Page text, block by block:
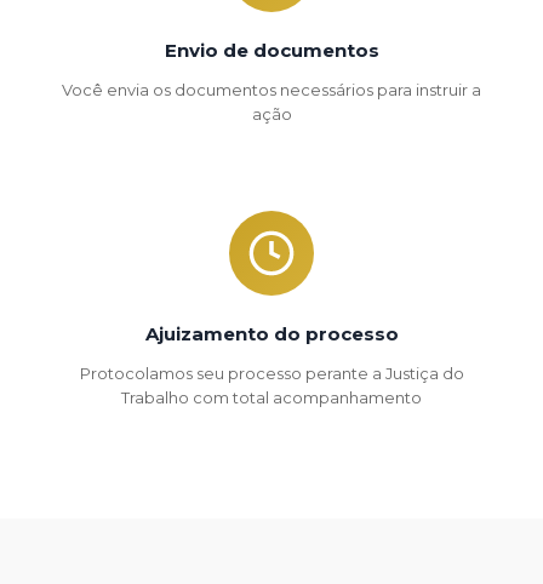
Envio de documentos
Você envia os documentos necessários para instruir a
ação
Ajuizamento do processo
Protocolamos seu processo perante a Justiça do
Trabalho com total acompanhamento